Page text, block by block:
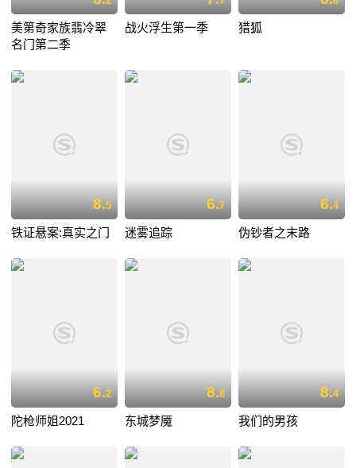
美第奇家族翡冷翠
名门第二季
战火浮生第一季 猎狐
8.5
铁证悬案:真实之门
6.7
迷雾追踪
6.4
伪钞者之末路
6.2
陀枪师姐2021
8.8
东城梦魇
8.4
我们的男孩